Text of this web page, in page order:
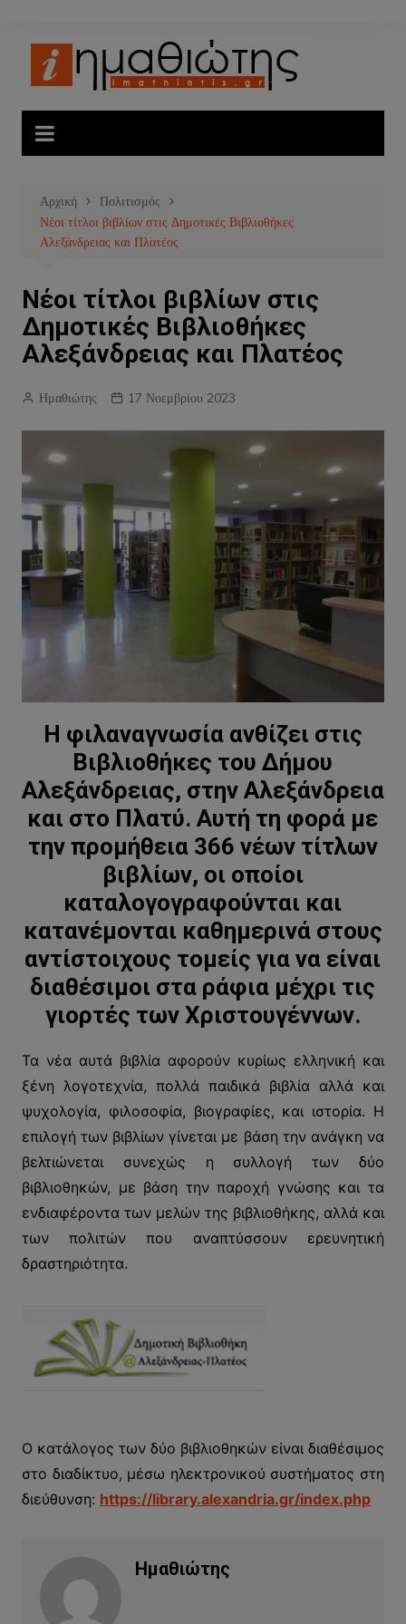
περιεχόμενο
Αρχική
Πολιτισμός
Νέοι τίτλοι βιβλίων στις Δημοτικές Βιβλιοθήκες
Αλεξάνδρειας και Πλατέος
Νέοι τίτλοι βιβλίων στις
Δημοτικές Βιβλιοθήκες
Αλεξάνδρειας και Πλατέος
Ημαθιώτης 17 Νοεμβρίου 2023
Η φιλαναγνωσία ανθίζει στις
Βιβλιοθήκες του Δήμου
Αλεξάνδρειας, στην Αλεξάνδρεια
και στο Πλατύ. Αυτή τη φορά με
την προμήθεια 366 νέων τίτλων
βιβλίων, οι οποίοι
καταλογογραφούνται και
κατανέμονται καθημερινά στους
αντίστοιχους τομείς για να είναι
διαθέσιμοι στα ράφια μέχρι τις
γιορτές των Χριστουγέννων.
Τα νέα αυτά βιβλία αφορούν κυρίως ελληνική και
ξένη λογοτεχνία, πολλά παιδικά βιβλία αλλά και
ψυχολογία, φιλοσοφία, βιογραφίες, και ιστορία. Η
επιλογή των βιβλίων γίνεται με βάση την ανάγκη να
βελτιώνεται συνεχώς η συλλογή των δύο
βιβλιοθηκών, με βάση την παροχή γνώσης και τα
ενδιαφέροντα των μελών της βιβλιοθήκης, αλλά και
των πολιτών που αναπτύσσουν ερευνητική
δραστηριότητα.
Ο κατάλογος των δύο βιβλιοθηκών είναι διαθέσιμος
στο διαδίκτυο, μέσω ηλεκτρονικού συστήματος στη
διεύθυνση: https://library.alexandria.gr/index.php
Ημαθιώτης